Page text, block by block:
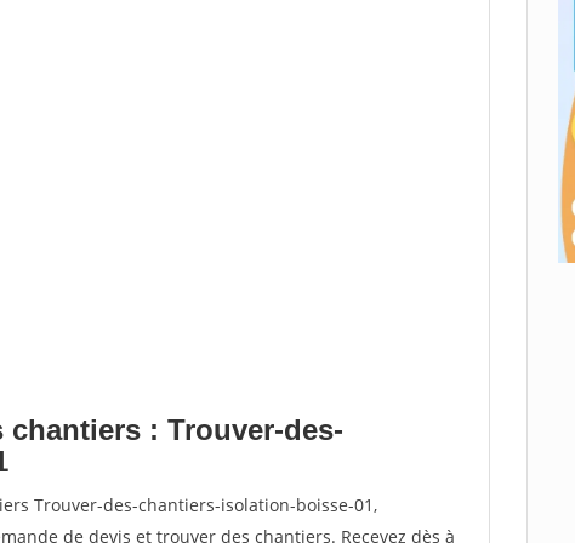
: Trouver-des-
Trouver-des-chantiers-isolation-boisse-01,
de devis et trouver des chantiers. Recevez dès à